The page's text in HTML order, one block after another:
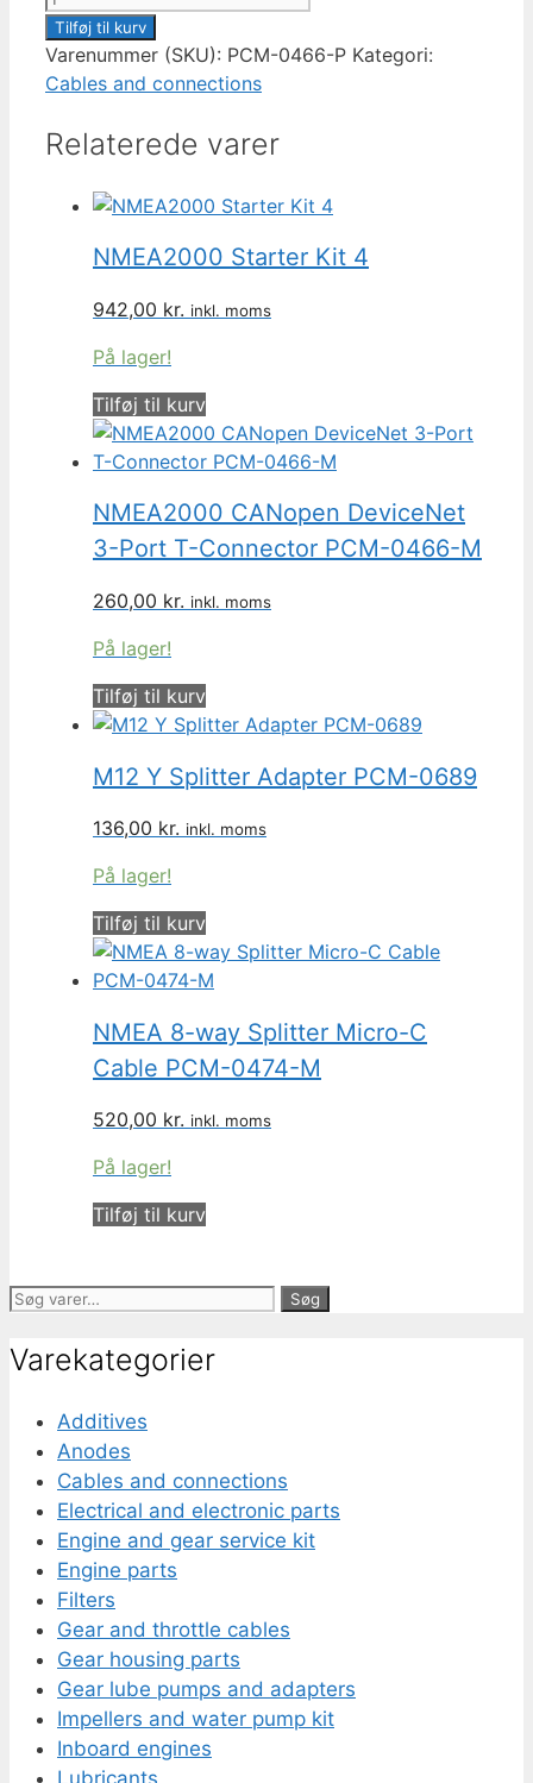
CANopen
DeviceNet
3-
T-
PCM-
Tilføj til kurv
Varenummer (SKU): PCM-0466-P Kategori:
Cables and connections
Relaterede varer
NMEA2000 Starter Kit 4
942,00 kr. inkl. moms
På lager!
Tilføj til kurv
NMEA2000 CANopen DeviceNet
3-Port T-Connector PCM-0466-M
260,00 kr. inkl. moms
På lager!
Tilføj til kurv
M12 Y Splitter Adapter PCM-0689
136,00 kr. inkl. moms
På lager!
Tilføj til kurv
NMEA 8-way Splitter Micro-C
Cable PCM-0474-M
520,00 kr. inkl. moms
På lager!
Tilføj til kurv
Søg
Søg
Varekategorier
Additives
Anodes
Cables and connections
Electrical and electronic parts
Engine and gear service kit
Engine parts
Filters
Gear and throttle cables
Gear housing parts
Gear lube pumps and adapters
Impellers and water pump kit
Inboard engines
Lubricants